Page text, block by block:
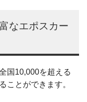
なエポスカー
国10,000を超える
ことができます。